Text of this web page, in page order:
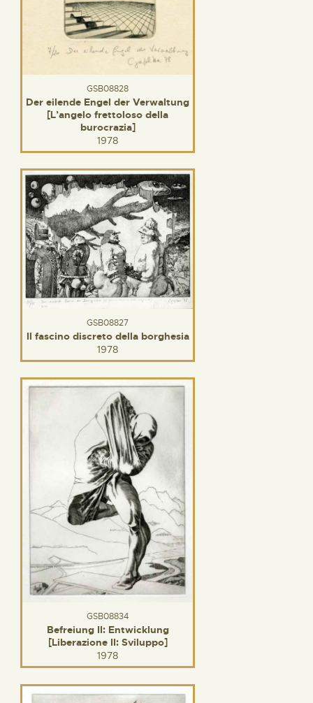
GSB08828
Der eilende Engel der Verwaltung
[L’angelo frettoloso della
burocrazia]
1978
GSB08827
Il fascino discreto della borghesia
1978
GSB08834
Befreiung II: Entwicklung
[Liberazione II: Sviluppo]
1978